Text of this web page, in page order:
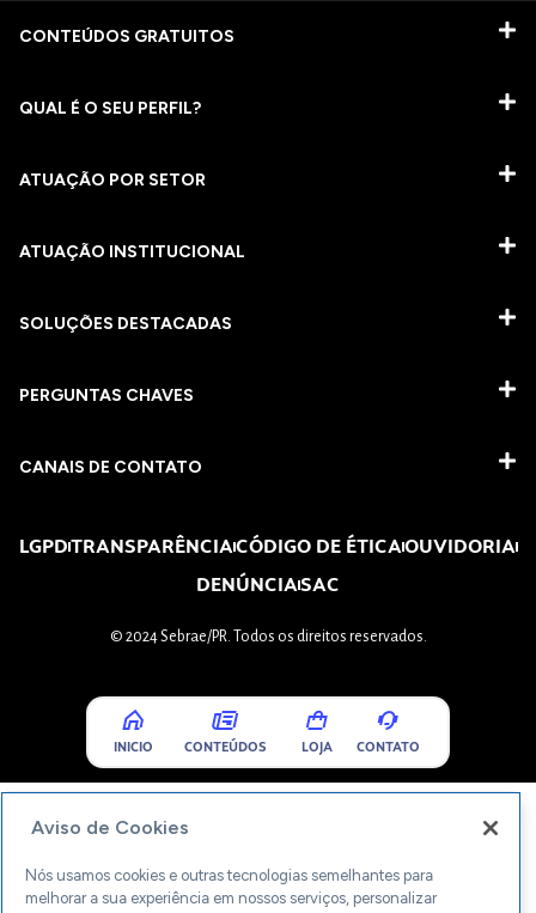
CONTEÚDOS GRATUITOS
QUAL É O SEU PERFIL?
ATUAÇÃO POR SETOR
ATUAÇÃO INSTITUCIONAL
SOLUÇÕES DESTACADAS
PERGUNTAS CHAVES​
CANAIS DE CONTATO
LGPDTRANSPARÊNCIACÓDIGO DE ÉTICAOUVIDORIA
DENÚNCIASAC
© 2024 Sebrae/PR. Todos os direitos reservados.
INICIO CONTEÚDOS LOJA CONTATO
Aviso de Cookies
Nós usamos cookies e outras tecnologias semelhantes para
melhorar a sua experiência em nossos serviços, personalizar